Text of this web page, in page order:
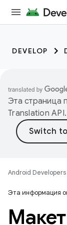
DEVELOP
Эта страница
Translation API.
Android Developers
Эта информация